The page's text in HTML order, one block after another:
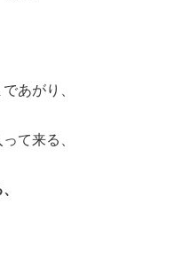
あがり、
て来る、